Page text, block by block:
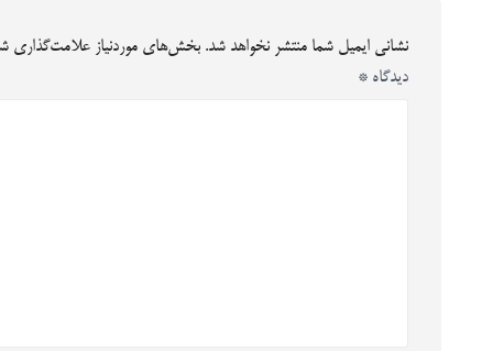
نشانی ایمیل شما منتشر نخواهد شد. بخش‌های موردنیاز علامت‌گذاری
دیدگاه *